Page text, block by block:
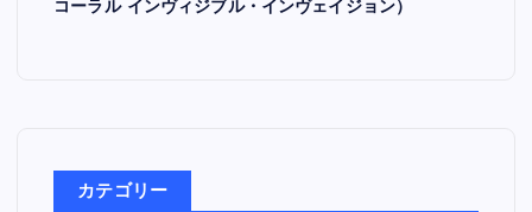
コーラル インヴィジブル・インヴェイジョン）
カテゴリー